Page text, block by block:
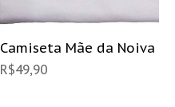
Camiseta Mãe da Noiva
R$49,90